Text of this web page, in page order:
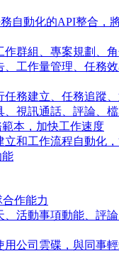
自動化的API整合，
作群組、專案規劃、
、工作量管理、任務
任務建立、任務追蹤
、視訊通話、評論、
本，加快工作速度
立和工作流程自動化
能
作能力
、活動事項動能、評
用公司雲碟，與同事